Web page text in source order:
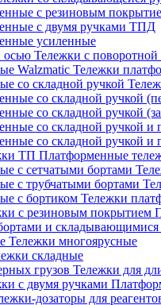
с резиновым
с двумя ручками ТПД
усиленные
Тележки с
Тележки
со складной ручкой
со складной ручкой
со складной ручкой
со складной ручкой
Платформенные
Тележки
Тележки многоярусные
складные
Тележки для